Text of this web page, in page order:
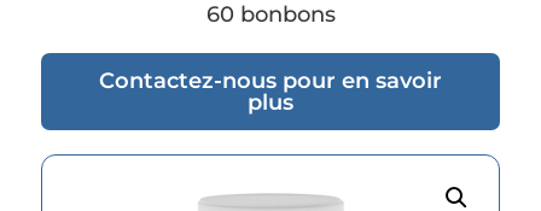
60 bonbons
Contactez-nous pour en savoir
plus